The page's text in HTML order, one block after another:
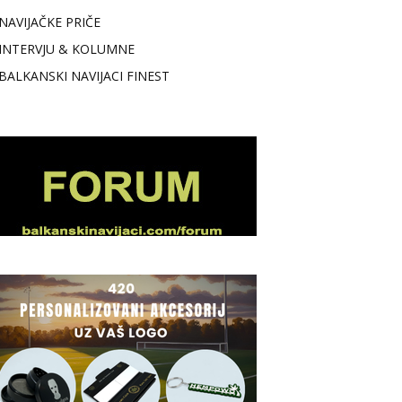
PRIČE
& KOLUMNE
NAVIJACI FINEST